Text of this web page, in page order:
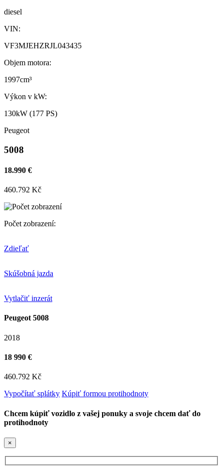
diesel
VIN:
VF3MJEHZRJL043435
Objem motora:
1997cm³
Výkon v kW:
130kW (177 PS)
Peugeot
5008
18.990 €
460.792 Kč
Počet zobrazení:
Zdieľať
Skúšobná jazda
Vytlačiť inzerát
Peugeot 5008
2018
18 990 €
460.792 Kč
Vypočítať splátky Kúpiť formou protihodnoty
Chcem kúpiť vozidlo z vašej ponuky a svoje chcem dať do
protihodnoty
×